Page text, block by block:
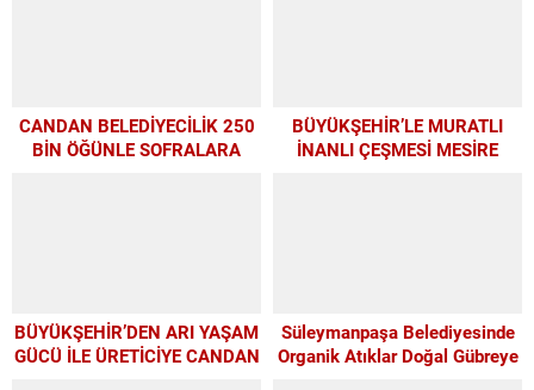
CANDAN BELEDİYECİLİK 250
BİN ÖĞÜNLE SOFRALARA
BÜYÜKŞEHİR’LE MURATLI
İNANLI ÇEŞMESİ MESİRE
BÜYÜKŞEHİR’DEN ARI YAŞAM
GÜCÜ İLE ÜRETİCİYE CANDAN
Süleymanpaşa Belediyesinde
Organik Atıklar Doğal Gübreye